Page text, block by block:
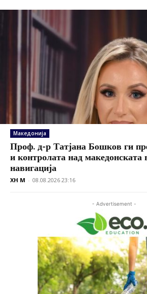
Македонија
Проф. д-р Татјана Бошков ги
и контролата над македонската
навигација
XH M - 08.08.2026 23:16
- Advertisement -